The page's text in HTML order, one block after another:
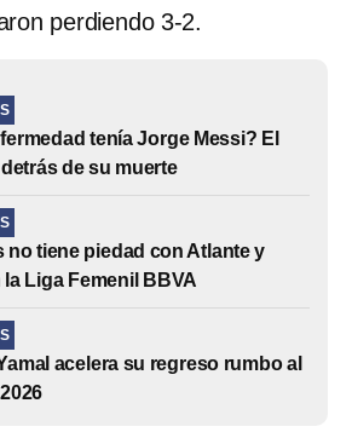
perdiendo 3-2.
tenía Jorge Messi? El
de su muerte
no tiene piedad con Atlante y
la Liga Femenil BBVA
acelera su regreso rumbo al